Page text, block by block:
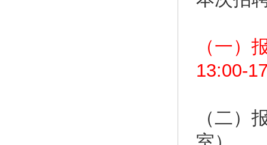
（一）
13:00-
（二）